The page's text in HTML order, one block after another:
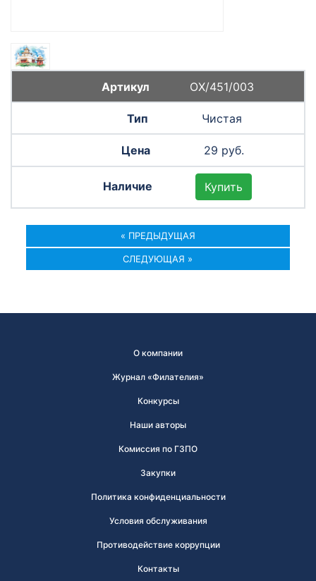
ОХ/451/003
Чистая
29 руб.
Купить
« ПРЕДЫДУЩАЯ
СЛЕДУЮЩАЯ »
О компании
Журнал «Филателия»
Конкурсы
Наши авторы
Комиссия по ГЗПО
Закупки
Политика конфиденциальности
Условия обслуживания
Противодействие коррупции
Контакты